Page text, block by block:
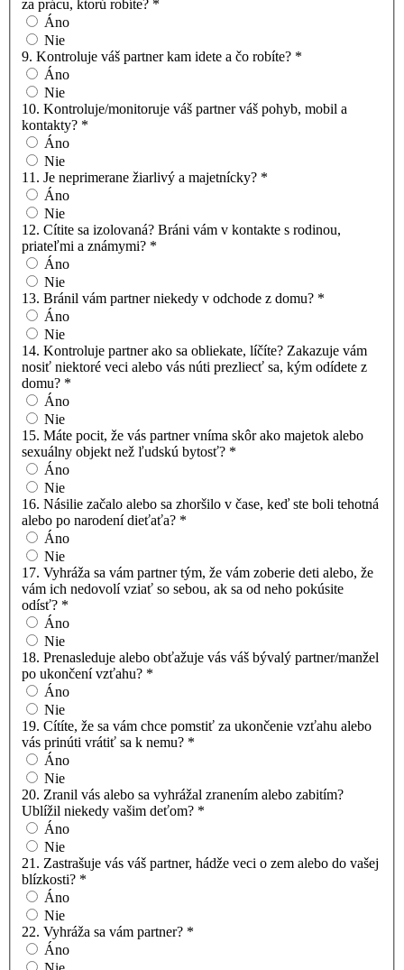
za prácu, ktorú robíte? *
Áno
Nie
9. Kontroluje váš partner kam idete a čo robíte? *
Áno
Nie
10. Kontroluje/monitoruje váš partner váš pohyb, mobil a
kontakty? *
Áno
Nie
11. Je neprimerane žiarlivý a majetnícky? *
Áno
Nie
12. Cítite sa izolovaná? Bráni vám v kontakte s rodinou,
priateľmi a známymi? *
Áno
Nie
13. Bránil vám partner niekedy v odchode z domu? *
Áno
Nie
14. Kontroluje partner ako sa obliekate, líčíte? Zakazuje vám
nosiť niektoré veci alebo vás núti prezliecť sa, kým odídete z
domu? *
Áno
Nie
15. Máte pocit, že vás partner vníma skôr ako majetok alebo
sexuálny objekt než ľudskú bytosť? *
Áno
Nie
16. Násilie začalo alebo sa zhoršilo v čase, keď ste boli tehotná
alebo po narodení dieťaťa? *
Áno
Nie
17. Vyhráža sa vám partner tým, že vám zoberie deti alebo, že
vám ich nedovolí vziať so sebou, ak sa od neho pokúsite
odísť? *
Áno
Nie
18. Prenasleduje alebo obťažuje vás váš bývalý partner/manžel
po ukončení vzťahu? *
Áno
Nie
19. Cítíte, že sa vám chce pomstiť za ukončenie vzťahu alebo
vás prinúti vrátiť sa k nemu? *
Áno
Nie
20. Zranil vás alebo sa vyhrážal zranením alebo zabitím?
Ublížil niekedy vašim deťom? *
Áno
Nie
21. Zastrašuje vás váš partner, hádže veci o zem alebo do vašej
blízkosti? *
Áno
Nie
22. Vyhráža sa vám partner? *
Áno